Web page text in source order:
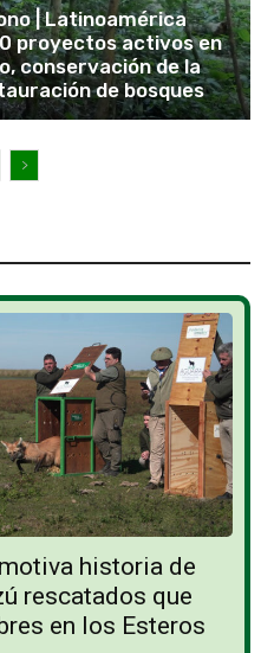
| Latinoamérica
proyectos activos en
conservación de la
de bosques
historia de
rescatados que
en los Esteros